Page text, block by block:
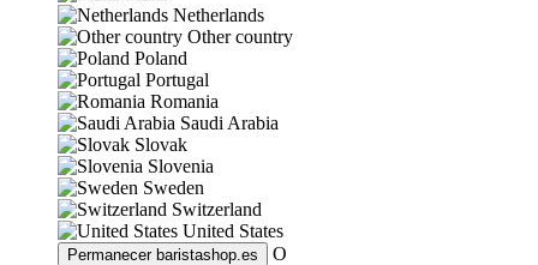
Netherlands
Other country
Poland
Portugal
Romania
Saudi Arabia
Slovak
Slovenia
Sweden
Switzerland
United States
Permanecer baristashop.es O